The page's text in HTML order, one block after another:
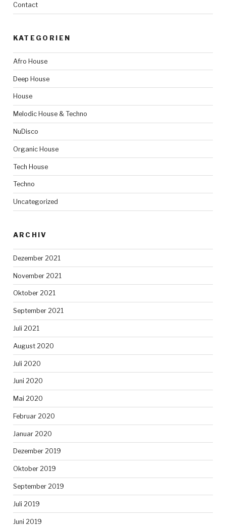
Contact
KATEGORIEN
Afro House
Deep House
House
Melodic House & Techno
NuDisco
Organic House
Tech House
Techno
Uncategorized
ARCHIV
Dezember 2021
November 2021
Oktober 2021
September 2021
Juli 2021
August 2020
Juli 2020
Juni 2020
Mai 2020
Februar 2020
Januar 2020
Dezember 2019
Oktober 2019
September 2019
Juli 2019
Juni 2019